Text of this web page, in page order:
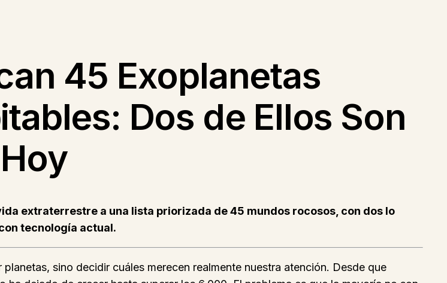
45 Exoplanetas
Dos de Ellos Son
extraterrestre a una lista priorizada de 45 mundos rocosos, con dos lo
tecnología actual.
sino decidir cuáles merecen realmente nuestra atención. Desde que